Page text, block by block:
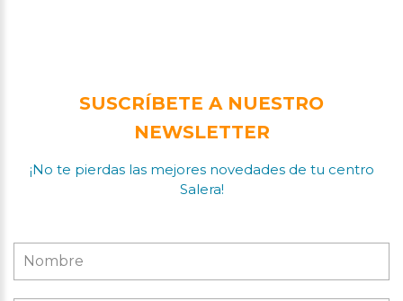
SUSCRÍBETE A NUESTRO
NEWSLETTER
¡No te pierdas las mejores novedades de tu centro
Salera!